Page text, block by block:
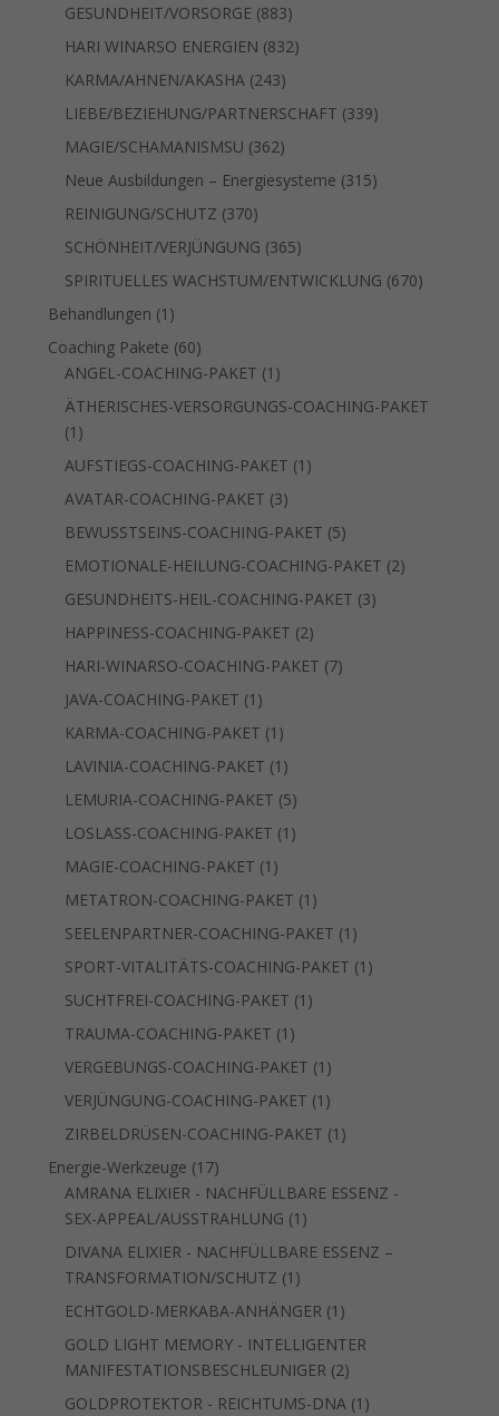
GESUNDHEIT/VORSORGE 883883
Produkte
HARI WINARSO ENERGIEN 832832
KARMA/AHNEN/AKASHA 243243
Produkte
LIEBE/BEZIEHUNG/PARTNERSCHAFT 339339
MAGIE/SCHAMANISMSU 362362
Produkte
Neue Ausbildungen – Energiesysteme 315315
REINIGUNG/SCHUTZ 370370
Produkte
SCHÖNHEIT/VERJÜNGUNG 365365
Produkte
SPIRITUELLES WACHSTUM/ENTWICKLUNG 670670
Behandlungen 1 1
Produkt
Coaching Pakete 6060
Produkte
ANGEL-COACHING-PAKET 1 1
Produkt
ÄTHERISCHES-VERSORGUNGS-COACHING-PAKET
1 1
Produkt
AUFSTIEGS-COACHING-PAKET 1 1
AVATAR-COACHING-PAKET 33
Produkte
BEWUSSTSEINS-COACHING-PAKET 55
Produkte
EMOTIONALE-HEILUNG-COACHING-PAKET 22
GESUNDHEITS-HEIL-COACHING-PAKET 33
HAPPINESS-COACHING-PAKET 22
Produkte
HARI-WINARSO-COACHING-PAKET 77
JAVA-COACHING-PAKET 1 1
Produkt
KARMA-COACHING-PAKET 1 1
Produkt
LAVINIA-COACHING-PAKET 1 1
Produkt
LEMURIA-COACHING-PAKET 55
Produkte
LOSLASS-COACHING-PAKET 1 1
MAGIE-COACHING-PAKET 1 1
Produkt
METATRON-COACHING-PAKET 1 1
Produkt
SEELENPARTNER-COACHING-PAKET 1 1
Produkt
SPORT-VITALITÄTS-COACHING-PAKET 1 1
SUCHTFREI-COACHING-PAKET 1 1
TRAUMA-COACHING-PAKET 1 1
Produkt
VERGEBUNGS-COACHING-PAKET 1 1
Produkt
VERJÜNGUNG-COACHING-PAKET 1 1
Produkt
ZIRBELDRÜSEN-COACHING-PAKET 1 1
Energie-Werkzeuge 1717
Produkte
AMRANA ELIXIER - NACHFÜLLBARE ESSENZ -
SEX-APPEAL/AUSSTRAHLUNG 1 1
Produkt
DIVANA ELIXIER - NACHFÜLLBARE ESSENZ –
TRANSFORMATION/SCHUTZ 1 1
Produkt
ECHTGOLD-MERKABA-ANHÄNGER 1 1
Produkt
GOLD LIGHT MEMORY - INTELLIGENTER
MANIFESTATIONSBESCHLEUNIGER 22
Produkte
GOLDPROTEKTOR - REICHTUMS-DNA 1 1